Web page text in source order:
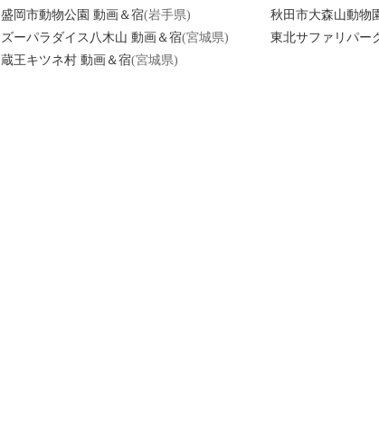
盛岡市動物公園 動画＆宿(岩手県) 秋田市大森山動物
ズーパラダイス八木山 動画＆宿(宮城県) 東北サファリパー
蔵王キツネ村 動画＆宿(宮城県)